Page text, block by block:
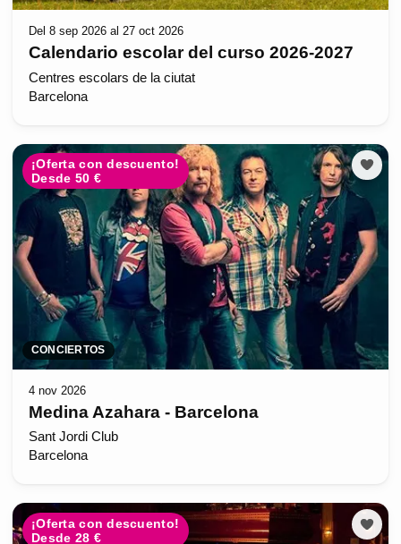
Del 8 sep 2026 al 27 oct 2026
Calendario escolar del curso 2026-2027
Centres escolars de la ciutat
Barcelona
¡Oferta con descuento!
Desde 50 €
CONCIERTOS
4 nov 2026
Medina Azahara - Barcelona
Sant Jordi Club
Barcelona
¡Oferta con descuento!
Desde 28 €